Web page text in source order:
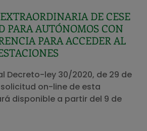
DE CESE
PARA AUTÓNOMOS CON
PARA ACCEDER AL
Decreto-ley 30/2020, de 29 de
on-line de esta
disponible a partir del 9 de